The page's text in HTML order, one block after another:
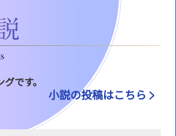
です。
小説の投稿はこちら